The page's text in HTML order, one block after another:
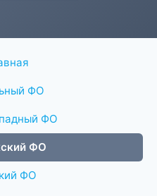
ФО
ФО
ФО
ФО